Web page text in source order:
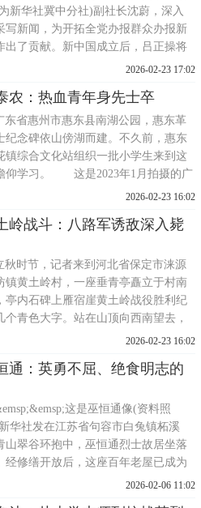
新华社冀中分社)副社长沈蔚，深入
写新闻，为开拓全党办报群众办报新
出了贡献。新中国成立后，吕正操将
笔题写：学习沈蔚同志刻苦勤奋的革
资料照片)。新华社发沈蔚，原名朱鸿
苏吴县唯亭镇(今江苏苏州唯亭街道)
幼聪颖，读书
2026-02-23 17:02
农：热血青年身先士卒
东省惠州市惠东县南湖公园，惠东革
纪念碑依山傍湖而建。不久前，惠东
镇综合文化站组织一批小学生来到这
仰学习。 这是2023年1月拍摄的广
州市惠东县南湖公园(无人机照片)。
光影。彭泰农不顾敌人前后夹击，吸
…
2026-02-23 16:02
岭战斗：八路军诱敌深入毙
秋时节，记者来到河北省保定市涞源
镇黄土岭村，一座垂青亭矗立于村南
亭内石碑上雁宿崖黄土岭战役胜利纪
个青色大字。站在山顶向西南望去，
村口依山势而书的一行大字映入眼
民必胜!自20世纪80年代起，为利用好
先后修缮了纪念碑
2026-02-23 16:02
通：英勇不屈、绝食明志的
这是巫恒通像(资料照
华社发在江苏省句容市白兔镇柘溪
山翠谷环抱中，巫恒通烈士故居坐落
经修缮开放后，这座百年老屋已成为
色精神的地标。主屋内，一尊半身雕
2026-02-06 11:02